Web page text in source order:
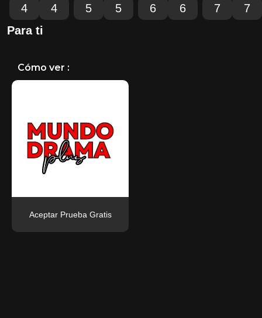
4 4 5 5 6 6 7
7
Para ti
Cómo ver :
Aceptar Prueba Gratis